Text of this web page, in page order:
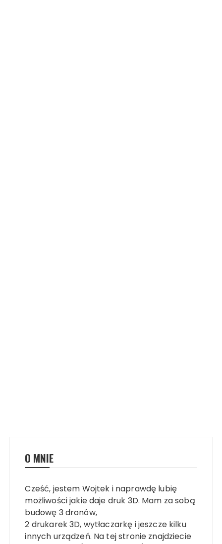
O MNIE
Cześć, jestem Wojtek i naprawdę lubię
możliwości jakie daje druk 3D. Mam za sobą
budowę 3 dronów,
2 drukarek 3D, wytłaczarkę i jeszcze kilku
innych urządzeń. Na tej stronie znajdziecie